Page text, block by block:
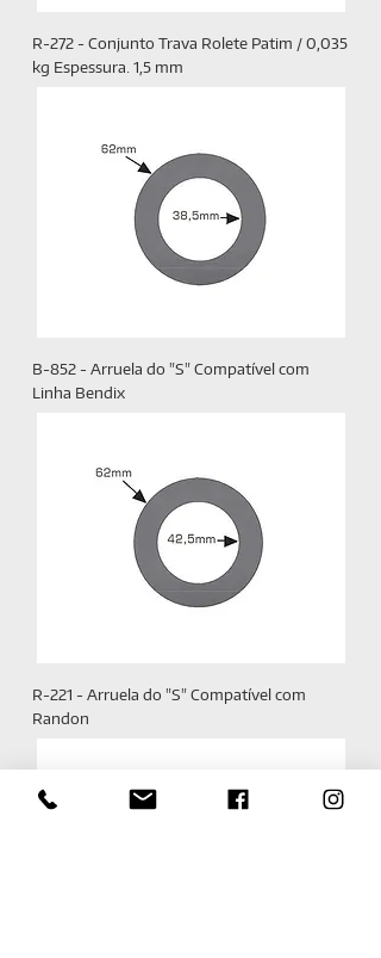
R-272 - Conjunto Trava Rolete Patim / 0,035
kg Espessura. 1,5 mm
B-852 - Arruela do "S" Compatível com
Linha Bendix
R-221 - Arruela do "S" Compatível com
Randon